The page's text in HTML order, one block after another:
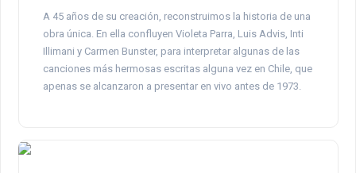
A 45 años de su creación, reconstruimos la historia de una
obra única. En ella confluyen Violeta Parra, Luis Advis, Inti
Illimani y Carmen Bunster, para interpretar algunas de las
canciones más hermosas escritas alguna vez en Chile, que
apenas se alcanzaron a presentar en vivo antes de 1973.